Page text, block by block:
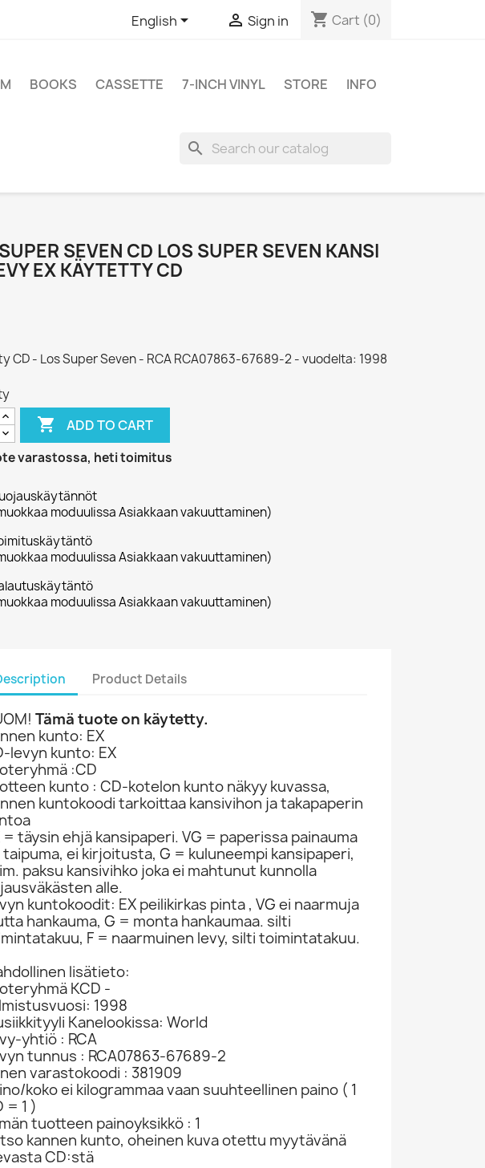
English  Sign in shopping_cart Cart (0)
BOOKS CASSETTE 7-INCH VINYL STORE
INFO
search
SEVEN CD LOS SUPER SEVEN KANSI
EX KÄYTETTY CD
CD - Los Super Seven - RCA RCA07863-67689-2 - vuodelta: 1998
 ADD TO CART
varastossa, heti toimitus
moduulissa Asiakkaan vakuuttaminen)
moduulissa Asiakkaan vakuuttaminen)
moduulissa Asiakkaan vakuuttaminen)
Product Details
Tämä tuote on käytetty.
kunto: EX
levyn kunto: EX
:CD
kunto : CD-kotelon kunto näkyy kuvassa,
kuntokoodi tarkoittaa kansivihon ja takapaperin
= täysin ehjä kansipaperi. VG = paperissa painauma
ei kirjoitusta, G = kuluneempi kansipaperi,
paksu kansivihko joka ei mahtunut kunnolla
alle.
kuntokoodit: EX peilikirkas pinta , VG ei naarmuja
hankauma, G = monta hankaumaa. silti
F = naarmuinen levy, silti toimintatakuu.
lisätieto:
KCD -
1998
Kanelookissa: World
yhtiö : RCA
tunnus : RCA07863-67689-2
varastokoodi : 381909
koko ei kilogrammaa vaan suuhteellinen paino ( 1
= 1 )
tuotteen painoyksikkö : 1
kannen kunto, oheinen kuva otettu myytävänä
CD:stä